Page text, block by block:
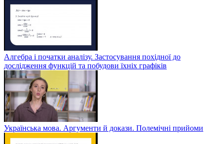
Алгебра і початки аналізу. Застосування похідної до
дослідження функцій та побудови їхніх графіків
Українська мова. Аргументи й докази. Полемічні прийоми